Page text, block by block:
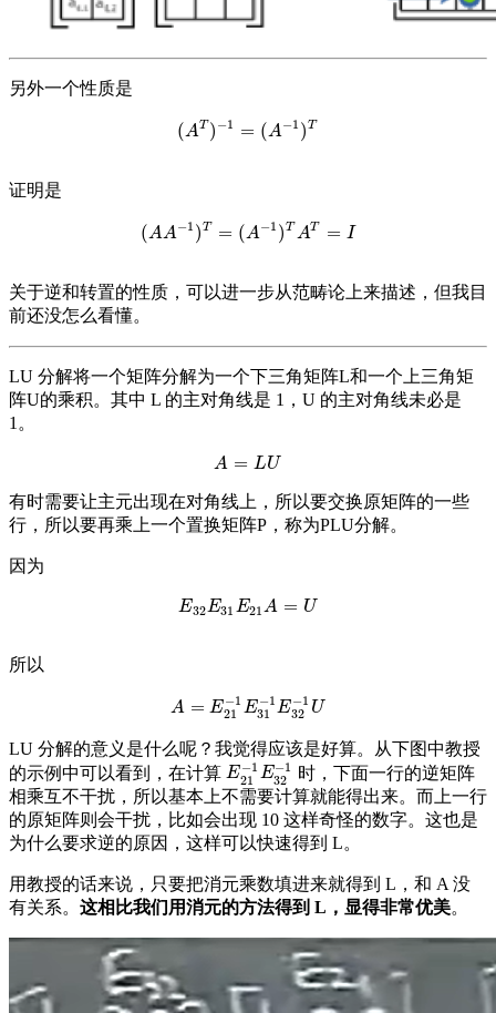
另外一个性质是
(AT ) −1 = (A−1 )T
(A T)− 1=( A−1)T
证明是
(AA−1 )T = (A−1 )T AT = I
(AA −1 )T =(A−1 )T AT I
关于逆和转置的性质，可以进一步从范畴论上来描述，但我目
前还没怎么看懂。
LU 分解将一个矩阵分解为一个下三角矩阵L和一个上三角矩
阵U的乘积。其中 L 的主对角线是 1，U 的主对角线未必是
1。
A = LU
A= LU
有时需要让主元出现在对角线上，所以要交换原矩阵的一些
行，所以要再乘上一个置换矩阵P，称为PLU分解。
因为
E32E31 E21A = U
E32E31E21A=U
所以
A = E−1
21 E−1
31 E−1
32 U
A=E 21−1E31−1E32−
LU 分解的意义是什么呢？我觉得应该是好算。从下图中教授
的示例中可以看到，在计算 E−1
21 E−1
32
E21−1E32−1
时，下面一行的逆矩阵
相乘互不干扰，所以基本上不需要计算就能得出来。而上一行
的原矩阵则会干扰，比如会出现 10 这样奇怪的数字。这也是
为什么要求逆的原因，这样可以快速得到 L。
用教授的话来说，只要把消元乘数填进来就得到 L，和 A 没
有关系。 这相比我们用消元的方法得到 L，显得非常优美。